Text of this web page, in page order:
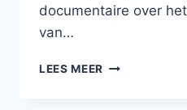
documentaire over
van…
LEES MEER ALPHAGO